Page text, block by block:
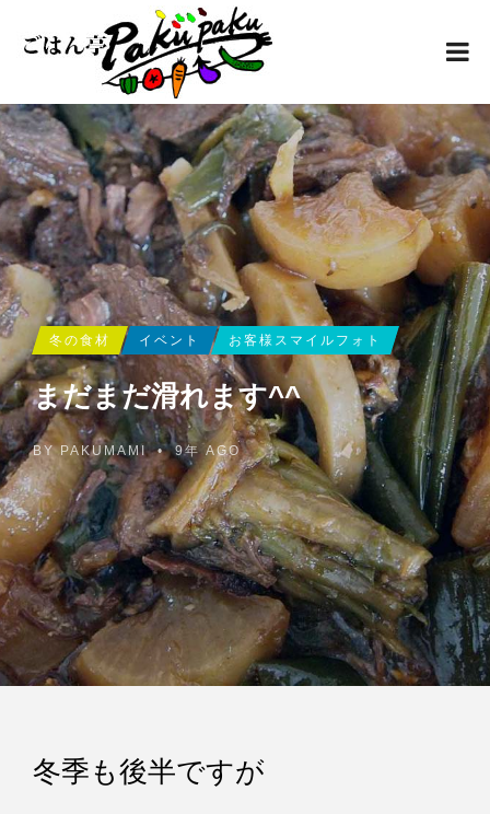
冬の食材 イベント お客様スマイルフォト
まだまだ滑れます^^
BY PAKUMAMI •9年 AGO
冬季も後半ですが